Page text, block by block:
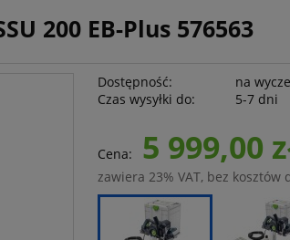
200 EB-Plus 576563
Dostępność:
na
Czas wysyłki do:
5-7 dni
Cena: 5 999,00
zawiera 23% VAT, bez kosztów